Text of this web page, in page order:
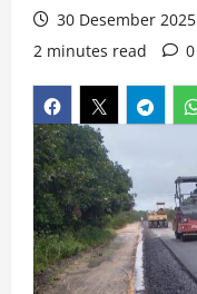
30 Desember 2025
2 minutes read
0